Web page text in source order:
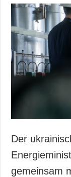
Kultur
Sport
Kriminalität
Notstand und
Interview
Fotos
Video
Der
gemeinsam